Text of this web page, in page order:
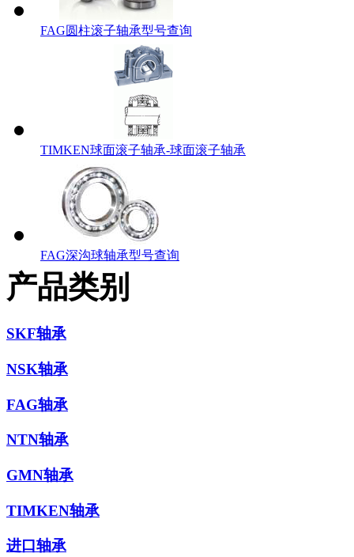
FAG圆柱滚子轴承型号查询
TIMKEN球面滚子轴承-球面滚子轴承
FAG深沟球轴承型号查询
产品类别
SKF轴承
NSK轴承
FAG轴承
NTN轴承
GMN轴承
TIMKEN轴承
进口轴承